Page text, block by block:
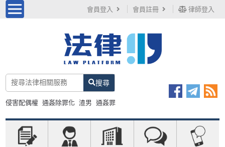
會員登入 會員註冊 律師登入
搜尋
侵害配偶權 通姦除罪化 渣男 通姦罪